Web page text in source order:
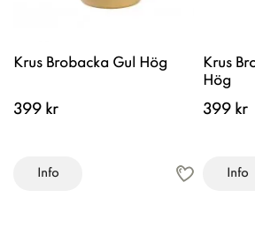
Krus Brobacka Gul Hög
399 kr
Info
Krus
Hög
399 kr
Info